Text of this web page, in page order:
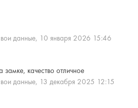
данные, 10 января 2026 15:46
качество отличное
данные, 13 декабря 2025 12:15